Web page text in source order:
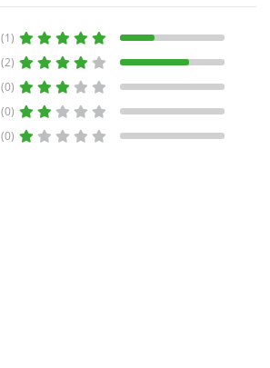
(1)
(2)
(0)
(0)
(0)